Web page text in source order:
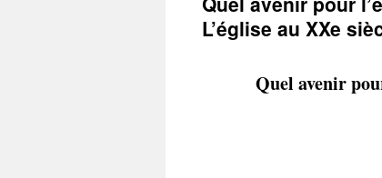
L’église au XXe
Quel avenir